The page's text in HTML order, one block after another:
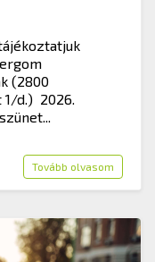
(2800
1/d.) 2026.
Tovább olvasom